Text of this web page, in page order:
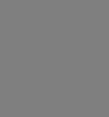
oturduğunuzda masa
mevcut, böylece